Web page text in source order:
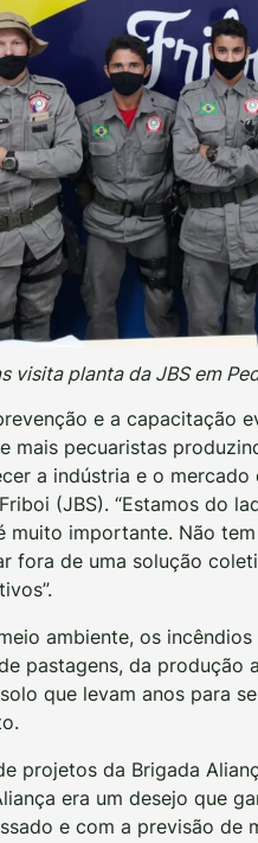
visita planta da JBS em
e a capacitação
mais pecuaristas
a indústria e o
(JBS). “Estamos do
muito importante. Não
fora de uma solução
ambiente, os
pastagens, da produção
que levam anos para
projetos da Brigada
era um desejo que
e com a previsão de